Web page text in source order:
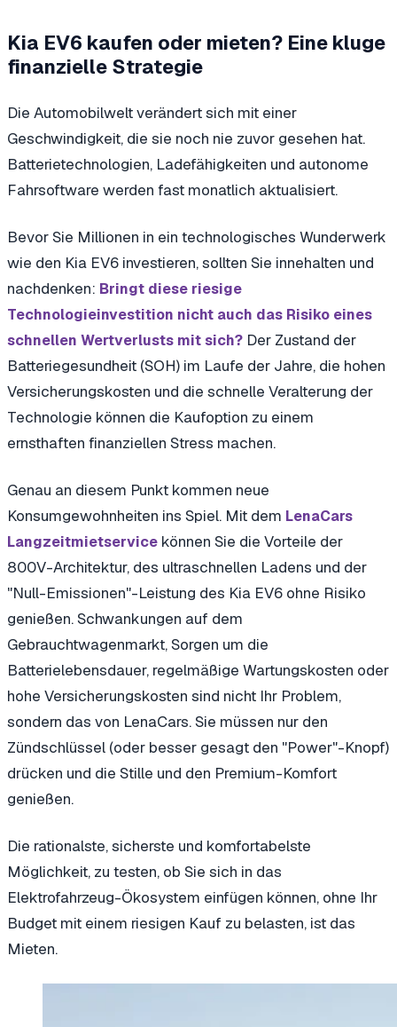
Kia EV6 kaufen oder mieten? Eine kluge
finanzielle Strategie
Die Automobilwelt verändert sich mit einer
Geschwindigkeit, die sie noch nie zuvor gesehen hat.
Batterietechnologien, Ladefähigkeiten und autonome
Fahrsoftware werden fast monatlich aktualisiert.
Bevor Sie Millionen in ein technologisches Wunderwerk
wie den Kia EV6 investieren, sollten Sie innehalten und
nachdenken: Bringt diese riesige
Technologieinvestition nicht auch das Risiko eines
schnellen Wertverlusts mit sich? Der Zustand der
Batteriegesundheit (SOH) im Laufe der Jahre, die hohen
Versicherungskosten und die schnelle Veralterung der
Technologie können die Kaufoption zu einem
ernsthaften finanziellen Stress machen.
Genau an diesem Punkt kommen neue
Konsumgewohnheiten ins Spiel. Mit dem LenaCars
Langzeitmietservice können Sie die Vorteile der
800V-Architektur, des ultraschnellen Ladens und der
"Null-Emissionen"-Leistung des Kia EV6 ohne Risiko
genießen. Schwankungen auf dem
Gebrauchtwagenmarkt, Sorgen um die
Batterielebensdauer, regelmäßige Wartungskosten oder
hohe Versicherungskosten sind nicht Ihr Problem,
sondern das von LenaCars. Sie müssen nur den
Zündschlüssel (oder besser gesagt den "Power"-Knopf)
drücken und die Stille und den Premium-Komfort
genießen.
Die rationalste, sicherste und komfortabelste
Möglichkeit, zu testen, ob Sie sich in das
Elektrofahrzeug-Ökosystem einfügen können, ohne Ihr
Budget mit einem riesigen Kauf zu belasten, ist das
Mieten.